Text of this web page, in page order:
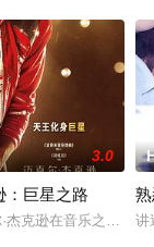
3.0
：巨星之路
杰克逊在音乐之外的讲